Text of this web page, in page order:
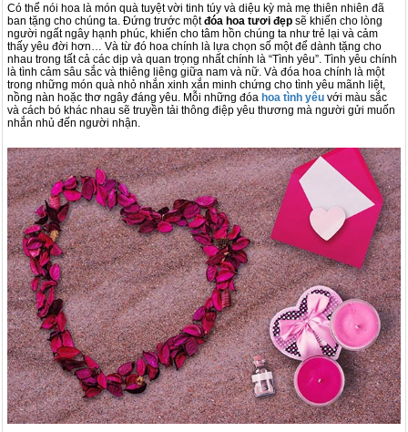
Có thể nói hoa là món quà tuyệt vời tinh túy và diệu kỳ mà mẹ thiên nhiên đã
ban tặng cho chúng ta. Đứng trước mộtđóa hoa tươi đẹp sẽ khiến cho lòng
người ngất ngây hạnh phúc, khiến cho tâm hồn chúng ta như trẻ lại và cảm
thấy yêu đời hơn… Và từ đó hoa chính là lựa chọn số một để dành tặng cho
nhau trong tất cả các dịp và quan trọng nhất chính là “Tình yêu”. Tình yêu chính
là tình cảm sâu sắc và thiêng liêng giữa nam và nữ. Và đóa hoa chính là một
trong những món quà nhỏ nhắn xinh xắn minh chứng cho tình yêu mãnh liệt,
nồng nàn hoặc thơ ngây đáng yêu. Mỗi những đóa hoa tình yêu với màu sắc
và cách bó khác nhau sẽ truyền tải thông điệp yêu thương mà người gửi muốn
nhắn nhủ đến người nhận.